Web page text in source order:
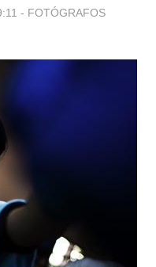
- FOTÓGRAFOS